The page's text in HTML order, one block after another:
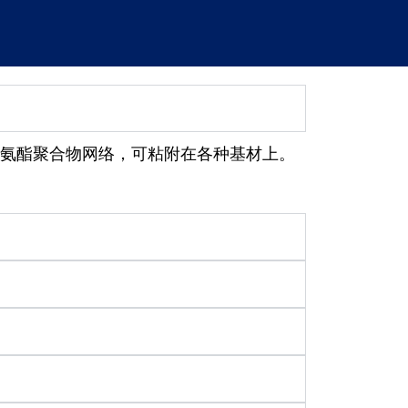
聚合物网络，可粘附在各种基材上。